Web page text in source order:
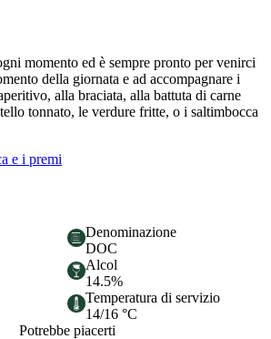
momento ed è sempre pronto per venirci
della giornata e ad accompagnare i
alla braciata, alla battuta di carne
tonnato, le verdure fritte, o i saltimbocca
e i premi
Denominazione
DOC
Alcol
14.5%
Temperatura di servizio
14/16 °C
Potrebbe piacerti